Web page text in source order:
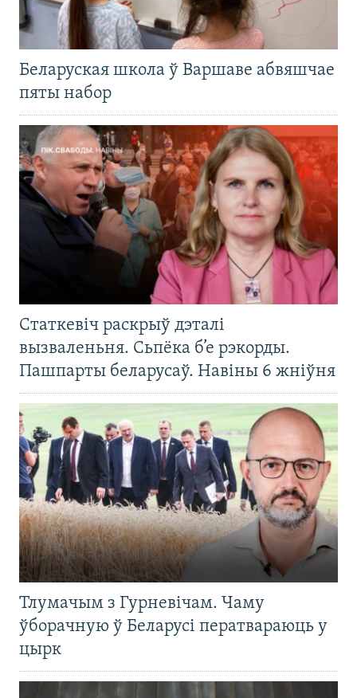
Беларуская школа ў Варшаве абвяшчае
пяты набор
Статкевіч раскрыў дэталі
вызваленьня. Сьпёка б’е рэкорды.
Пашпарты беларусаў. Навіны 6 жніўня
Тлумачым з Гурневічам. Чаму
ўборачную ў Беларусі ператвараюць у
цырк